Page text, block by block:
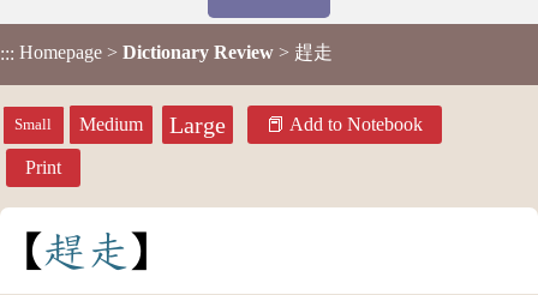
::: Homepage > Dictionary Review > 趕走
Small Medium Large Add to Notebook
Print
趕 走